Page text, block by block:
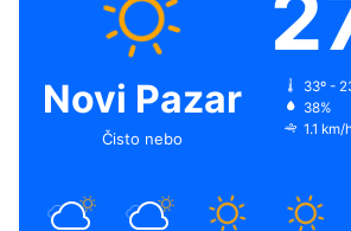
Novi Pazar
Čisto nebo
33º -
38%
1.1 km/h